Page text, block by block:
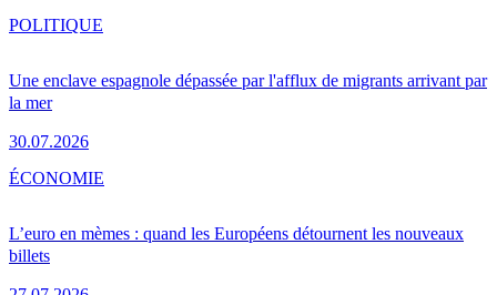
Une enclave espagnole dépassée par l'afflux de migrants arrivant par
la mer
30.07.2026
POLITIQUE
L’euro en mèmes : quand les Européens détournent les nouveaux
billets
ÉCONOMIE